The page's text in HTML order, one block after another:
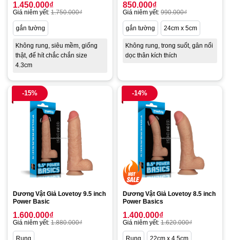
1.450.000₫
Giá niêm yết: 1.750.000₫
gắn tường
Không rung, siêu mềm, giống
thật, đế hít chắc chắn size
4.3cm
850.000₫
Giá niêm yết: 990.000₫
gắn tường 24cm x 5cm
Không rung, trong suốt, gân nổi
dọc thân kích thích
-15%
Dương Vật Giả Lovetoy 9.5 inch
Power Basic
1.600.000₫
Giá niêm yết: 1.880.000₫
Rung
-14%
Dương Vật Giả Lovetoy 8.5 inch
Power Basics
1.400.000₫
Giá niêm yết: 1.620.000₫
Rung 22cm x 4.5cm